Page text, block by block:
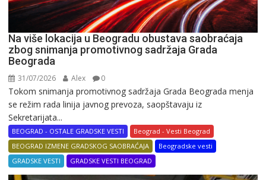
Na više lokacija u Beogradu obustava saobraćaja
zbog snimanja promotivnog sadržaja Grada
Beograda
31/07/2026 Alex 0
Tokom snimanja promotivnog sadržaja Grada Beograda menja
se režim rada linija javnog prevoza, saopštavaju iz
Sekretarijata...
BEOGRAD - OSTALE GRADSKE VESTI
Beograd - Vesti Beograd
BEOGRAD IZMENE GRADSKOG SAOBRAĆAJA
Beogradske vesti
GRADSKE VESTI
GRADSKE VESTI BEOGRAD